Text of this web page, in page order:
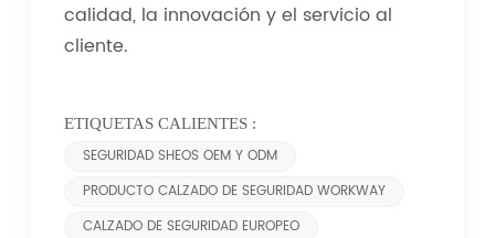
calidad, la innovación y el servicio al
cliente.
ETIQUETAS CALIENTES :
SEGURIDAD SHEOS OEM Y ODM
PRODUCTO CALZADO DE SEGURIDAD WORKWAY
CALZADO DE SEGURIDAD EUROPEO